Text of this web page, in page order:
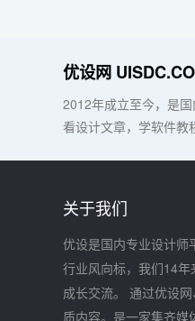
优设网
2012年成立至今，是
看设计文章，学软件教
关于我们
优设是国内专业设计师
行业风向标，我们14
成长交流。 通过优设
质内容。是一家集齐